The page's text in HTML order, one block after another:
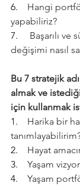
6. Hangi
yapabiliriz?
7. Başarılı ve
değişimi nasıl
Bu 7 stratejik
almak ve
için kullanmak
1. Harika bir
2. Hayat
3. Yaşam
4. Yaşam